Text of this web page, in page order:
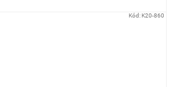
Kód: K20-860